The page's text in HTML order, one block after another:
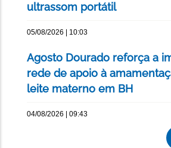
ultrassom portátil
05/08/2026 | 10:03
Agosto Dourado reforça a
rede de apoio à
leite materno em BH
04/08/2026 | 09:43